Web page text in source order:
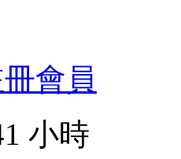
會員
小時